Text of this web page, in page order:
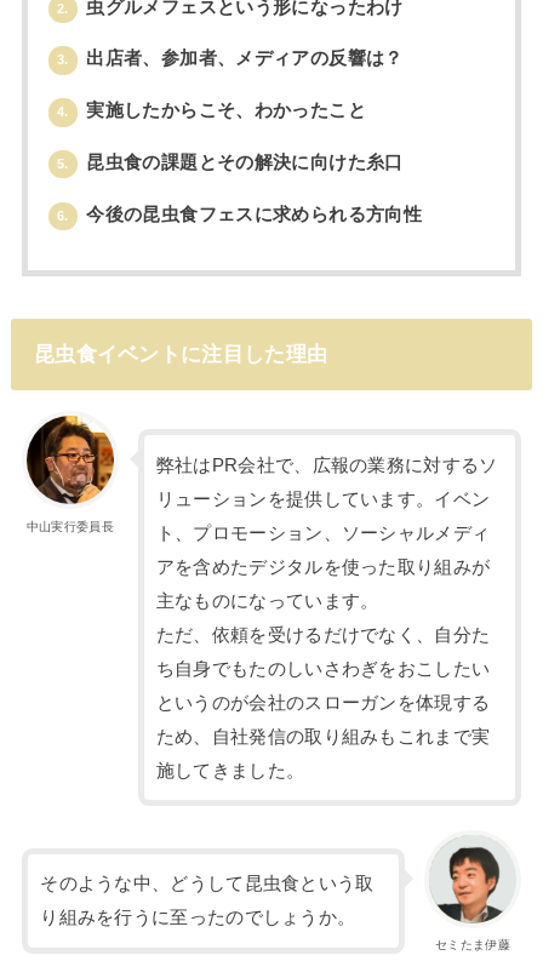
2. 虫グルメフェスという形になったわけ
3. 出店者、参加者、メディアの反響は？
4. 実施したからこそ、わかったこと
5. 昆虫食の課題とその解決に向けた糸口
6. 今後の昆虫食フェスに求められる方向性
昆虫食イベントに注目した理由
中山実行委員長
弊社はPR会社で、広報の業務に対するソ
リューションを提供しています。イベン
ト、プロモーション、ソーシャルメディ
アを含めたデジタルを使った取り組みが
主なものになっています。
ただ、依頼を受けるだけでなく、自分た
ち自身でもたのしいさわぎをおこしたい
というのが会社のスローガンを体現する
ため、自社発信の取り組みもこれまで実
施してきました。
セミたま伊藤
そのような中、どうして昆虫食という取
り組みを行うに至ったのでしょうか。